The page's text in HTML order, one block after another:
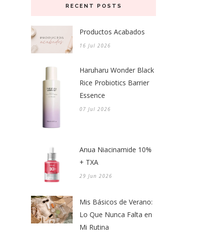
RECENT POSTS
Productos Acabados
16 Jul 2026
Haruharu Wonder Black
Rice Probiotics Barrier
Essence
07 Jul 2026
Anua Niacinamide 10%
+ TXA
29 Jun 2026
Mis Básicos de Verano:
Lo Que Nunca Falta en
Mi Rutina